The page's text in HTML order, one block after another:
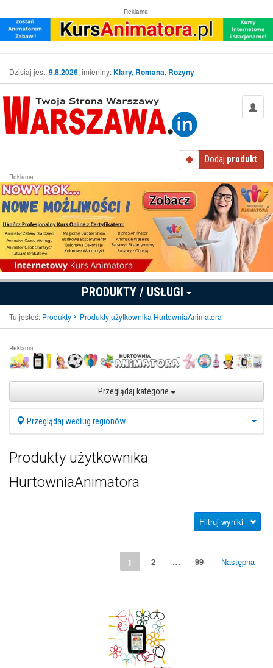
Reklama:
Dzisiaj jest:9.8.2026, imieniny:Klary, Romana, Rozyny
Dodaj produkt
Reklama
PRODUKTY / USŁUGI
Tu jesteś: Produkty Produkty użytkownika HurtowniaAnimatora
Reklama:
Przeglądaj kategorie
Przeglądaj według regionów
Produkty użytkownika
HurtowniaAnimatora
Filtruj wyniki
1 2 … 99 Następna